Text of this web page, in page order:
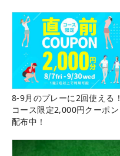
8-9月のプレーに2回使える！
コース限定2,000円クーポン
配布中！